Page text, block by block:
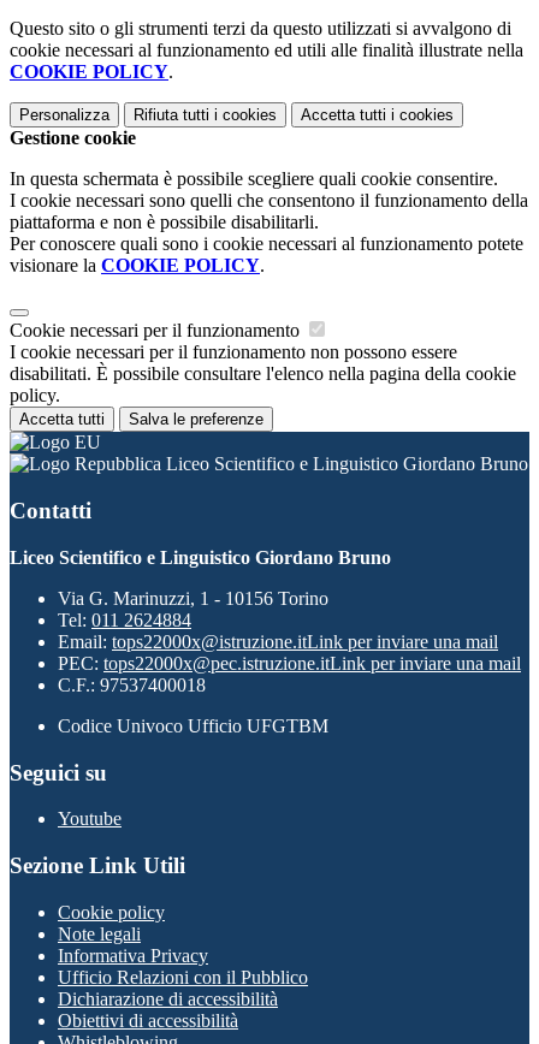
Questo sito o gli strumenti terzi da questo utilizzati si avvalgono di
cookie necessari al funzionamento ed utili alle finalità illustrate nella
COOKIE POLICY.
Personalizza Rifiuta tutti i cookies Accetta tutti i cookies
Gestione cookie
In questa schermata è possibile scegliere quali cookie consentire.
I cookie necessari sono quelli che consentono il funzionamento della
piattaforma e non è possibile disabilitarli.
Per conoscere quali sono i cookie necessari al funzionamento potete
visionare la COOKIE POLICY.
Cookie necessari per il funzionamento
I cookie necessari per il funzionamento non possono essere
disabilitati. È possibile consultare l'elenco nella pagina della cookie
policy.
Accetta tutti Salva le preferenze
Liceo Scientifico e Linguistico Giordano Bruno
Contatti
Liceo Scientifico e Linguistico Giordano Bruno
Via G. Marinuzzi, 1 - 10156 Torino
Tel: 011 2624884
Email: tops22000x@istruzione.itLink per inviare una mail
PEC: tops22000x@pec.istruzione.itLink per inviare una mail
C.F.: 97537400018
Codice Univoco Ufficio UFGTBM
Seguici su
Youtube
Sezione Link Utili
Cookie policy
Note legali
Informativa Privacy
Ufficio Relazioni con il Pubblico
Dichiarazione di accessibilità
Obiettivi di accessibilità